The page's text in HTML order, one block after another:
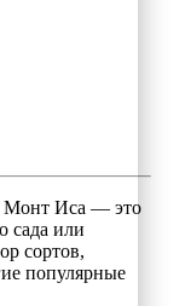
Монт Иса — это
сада или
сортов,
популярные